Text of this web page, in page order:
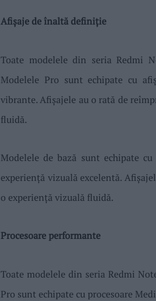
Afișaje de înaltă definiție
Toate modelele din seria Redmi
Modelele Pro sunt echipate cu
vibrante. Afișajele au o rată de
fluidă.
Modelele de bază sunt echipate
experiență vizuală excelentă.
o experiență vizuală fluidă.
Procesoare performante
Toate modelele din seria Redmi
Pro sunt echipate cu procesoare